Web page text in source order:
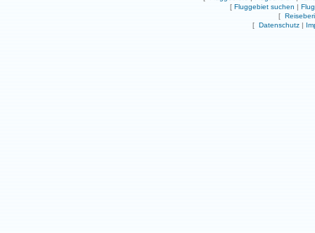
[ Fluggebiet suchen |
[
[ Datenschutz |